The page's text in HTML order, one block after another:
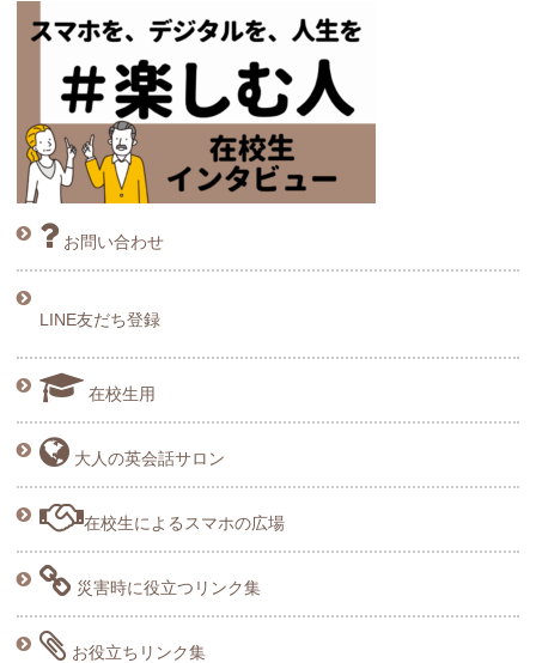
お問い合わせ
LINE友だち登録
在校生用
大人の英会話サロン
在校生によるスマホの広場
災害時に役立つリンク集
お役立ちリンク集